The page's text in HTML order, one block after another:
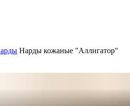
Нарды кожаные "Аллигатор"